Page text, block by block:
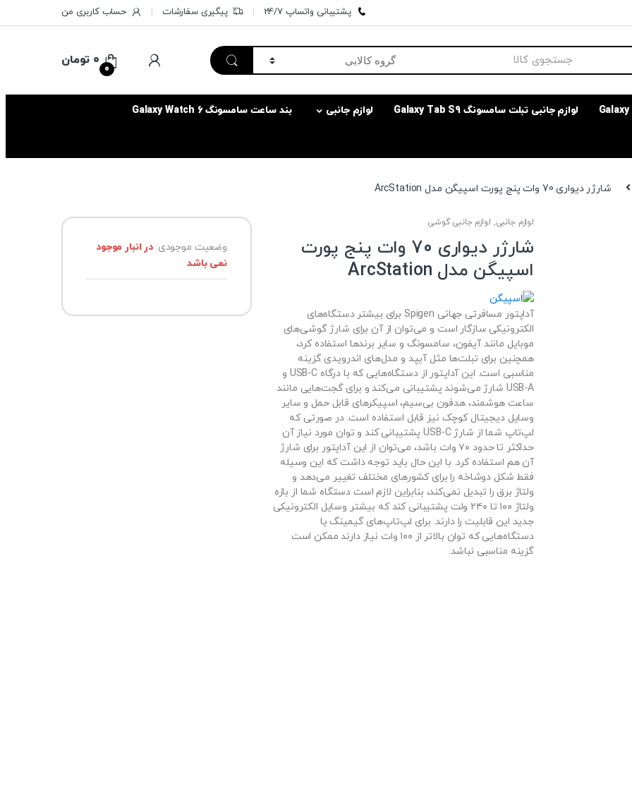
پشتیبانی واتساپ 24/7 پیگیری سفارشات حساب کاربری من
0
۰ تومان
لوازم جانبی تبلت سامسونگ Galaxy Tab S9 لوازم جانبی بند ساعت سامسونگ Galaxy Watch 6
شارژر دیواری 70 وات پنج پورت اسپیگن مدل ArcStation
لوازم جانبی, لوازم جانبی گوشی
شارژر دیواری 70 وات پنج پورت
اسپیگن مدل ArcStation
آداپتور مسافرتی جهانی Spigen برای بیشتر دستگاه‌های
الکترونیکی سازگار است و می‌توان از آن برای شارژ گوشی‌های
موبایل مانند آیفون، سامسونگ و سایر برندها استفاده کرد،
همچنین برای تبلت‌ها مثل آیپد و مدل‌های اندرویدی گزینه
مناسبی است. این آداپتور از دستگاه‌هایی که با درگاه USB-C و
USB-A شارژ می‌شوند پشتیبانی می‌کند و برای گجت‌هایی مانند
ساعت هوشمند، هدفون بی‌سیم، اسپیکرهای قابل حمل و سایر
وسایل دیجیتال کوچک نیز قابل استفاده است. در صورتی که
لپ‌تاپ شما از شارژ USB-C پشتیبانی کند و توان مورد نیاز آن
حداکثر تا حدود ۷۰ وات باشد، می‌توان از این آداپتور برای شارژ
آن هم استفاده کرد. با این حال باید توجه داشت که این وسیله
فقط شکل دوشاخه را برای کشورهای مختلف تغییر می‌دهد و
ولتاژ برق را تبدیل نمی‌کند، بنابراین لازم است دستگاه شما از بازه
ولتاژ ۱۰۰ تا ۲۴۰ ولت پشتیبانی کند که بیشتر وسایل الکترونیکی
جدید این قابلیت را دارند. برای لپ‌تاپ‌های گیمینگ یا
دستگاه‌هایی که توان بالاتر از ۱۰۰ وات نیاز دارند ممکن است
گزینه مناسبی نباشد.
وضعیت موجودی:در انبار موجود
نمی باشد